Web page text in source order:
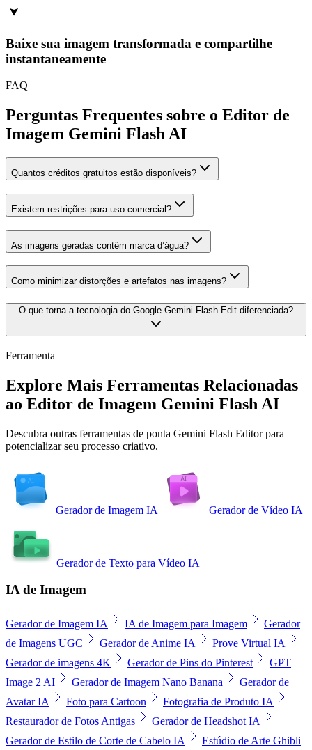
Baixe sua imagem transformada e compartilhe
instantaneamente
FAQ
Perguntas Frequentes sobre o Editor de
Imagem Gemini Flash AI
Quantos créditos gratuitos estão disponíveis?
Existem restrições para uso comercial?
As imagens geradas contêm marca d’água?
Como minimizar distorções e artefatos nas imagens?
O que torna a tecnologia do Google Gemini Flash Edit diferenciada?
Ferramenta
Explore Mais Ferramentas Relacionadas
ao Editor de Imagem Gemini Flash AI
Descubra outras ferramentas de ponta Gemini Flash Editor para
potencializar seu processo criativo.
Gerador de Imagem IA Gerador de Vídeo IA
Gerador de Texto para Vídeo IA
IA de Imagem
Gerador de Imagem IA IA de Imagem para Imagem
Gerador
de Imagens UGC
Gerador de Anime IA
Prove Virtual IA
Gerador de imagens 4K
Gerador de Pins do Pinterest
GPT
Image 2 AI
Gerador de Imagem Nano Banana
Gerador de
Avatar IA
Foto para Cartoon
Fotografia de Produto IA
Restaurador de Fotos Antigas
Gerador de Headshot IA
Gerador de Estilo de Corte de Cabelo IA
Estúdio de Arte Ghibli